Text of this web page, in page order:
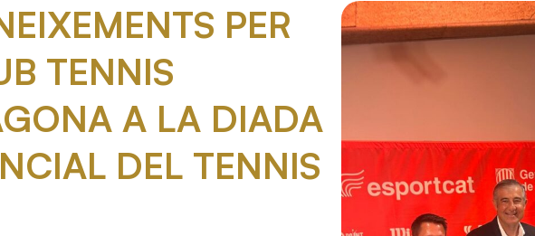
PER
TENNIS
A LA DIADA
DEL TENNIS